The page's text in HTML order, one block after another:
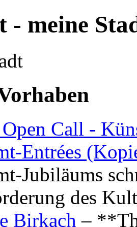
- meine
Call -
Entrées
Jubiläums
des
Birkach –